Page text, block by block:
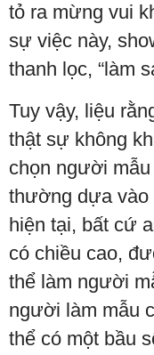
tỏ ra mừng vui
sự việc này,
thanh lọc, “làm
Tuy vậy, liệu
thật sự không
chọn người
thường dựa vào
hiện tại, bất cứ
có chiều cao,
thể làm người
người làm mẫu
thể có một bầu